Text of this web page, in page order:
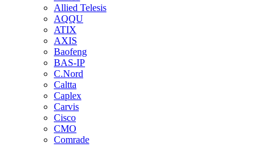
Allied Telesis
AQQU
ATIX
AXIS
Baofeng
BAS-IP
C.Nord
Caltta
Caplex
Carvis
Cisco
CMO
Comrade